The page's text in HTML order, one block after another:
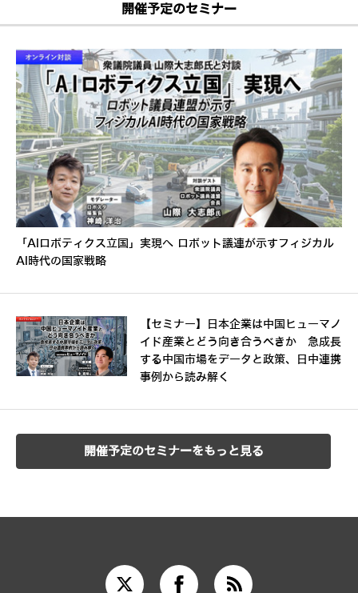
開催予定のセミナー
「AIロボティクス立国」実現へ ロボット議連が示すフィジカル
AI時代の国家戦略
【セミナー】日本企業は中国ヒューマノ
イド産業とどう向き合うべきか 急成長
する中国市場をデータと政策、日中連携
事例から読み解く
開催予定のセミナーをもっと見る